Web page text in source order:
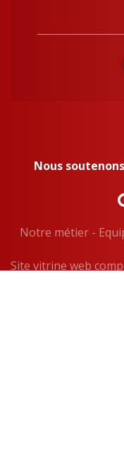
Nous
Notre métier-
Site vitrine web